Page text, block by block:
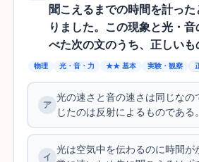
聞こえるまでの時間を計っ
りました。この現象と光・
べた次の文のうち、正しいも
物理 光・音・力 ★★ 基本 実験・観察
光の速さと音の速さは同じなの
じたのは反射によるものである。
光は空気中を伝わるのに時間が